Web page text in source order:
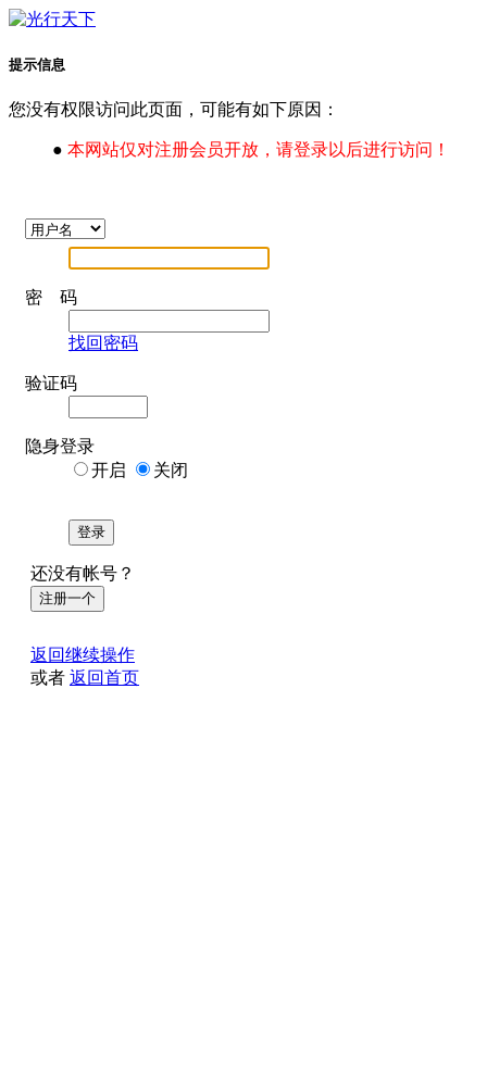
提示信息
您没有权限访问此页面，可能有如下原因：
● 本网站仅对注册会员开放，请登录以后进行访问！
密 码
找回密码
验证码
隐身登录
开启
关闭
登录
还没有帐号？
注册一个
返回继续操作
或者 返回首页